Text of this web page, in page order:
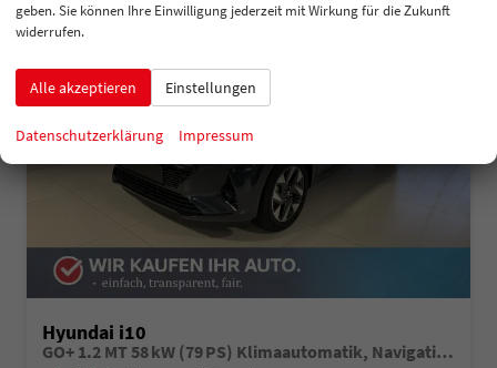
Hyundai i10
GO+ 1.2 MT 58 kW (79 PS) Klimaautomatik, Navigationssystem, Apple CarPlay & Android Auto, Sitzheizung, Lenkradheizung, Einparkhilfe hinten, Rückfahrkamera, Privacy Glass, 15" Leichtmetallfelgen, uvm.
geben. Sie können Ihre Einwilligung jederzeit mit Wirkung für die Zukunft
widerrufen.
Alle akzeptieren Einstellungen
Datenschutzerklärung Impressum